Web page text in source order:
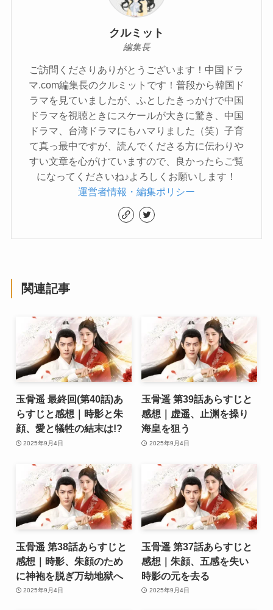
クルミット
編集長
ご訪問くださりありがとうございます！中国ドラ
マ.com編集長のクルミットです！普段から韓国ド
ラマを見ていましたが、ふとしたきっかけで中国
ドラマを視聴ときにスケールが大きに驚き、中国
ドラマ、台湾ドラマにもハマりました（笑）子育
て真っ最中ですが、読んでくださる方に伝わりや
すい文章を心がけていますので、良かったらご覧
になってくださいね♪よろしくお願いします！
運営者情報・編集ポリシー
関連記事
玉骨遥 最終回(第40話)あ
らすじと感想｜時影と朱
顔、愛と犠牲の結末は!?
2025年9月4日
玉骨遥 第39話あらすじと
感想｜虚遥、止渊を操り
海皇を狙う
2025年9月4日
玉骨遥 第38話あらすじと
感想｜時影、朱顔のため
に神袍を脱ぎ万劫地狱へ
2025年9月4日
玉骨遥 第37話あらすじと
感想｜朱顔、五感を失い
時影の元を去る
2025年9月4日